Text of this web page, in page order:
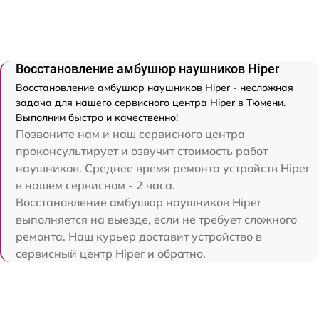
Восстановление амбушюр наушников Hiper
Восстановление амбушюр наушников Hiper - несложная
задача для нашего сервисного центра Hiper в Тюмени.
Выполним быстро и качественно!
Позвоните нам и наш сервисного центра
проконсультирует и озвучит стоимость работ
наушников. Среднее время ремонта устройств Hiper
в нашем сервисном - 2 часа.
Восстановление амбушюр наушников Hiper
выполняется на выезде, если не требует сложного
ремонта. Наш курьер доставит устройство в
сервисный центр Hiper и обратно.